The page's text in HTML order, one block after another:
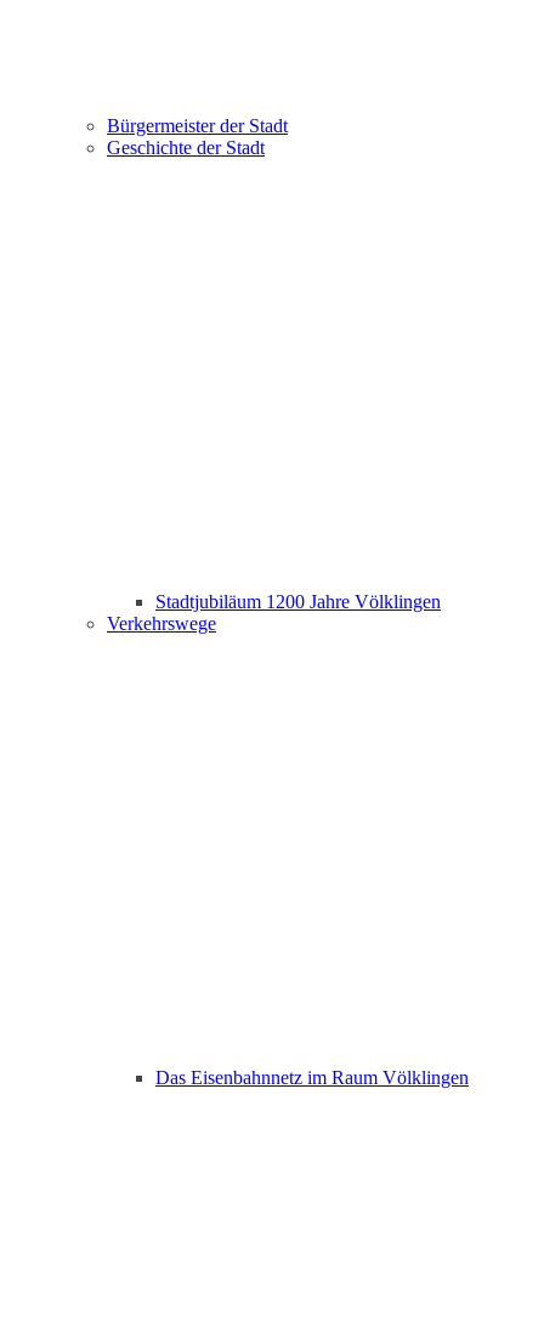
Bürgermeister der Stadt
Geschichte der Stadt
Stadtjubiläum 1200 Jahre Völklingen
Verkehrswege
Das Eisenbahnnetz im Raum Völklingen